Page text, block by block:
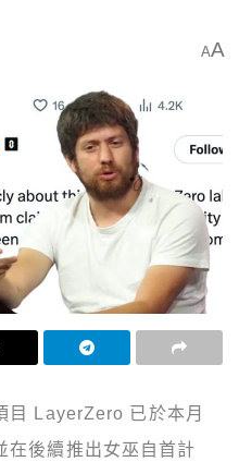
AA
目 LayerZero 已於本月
在後續推出女巫自首計